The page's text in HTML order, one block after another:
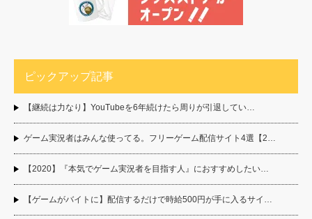
ピックアップ記事
【継続は力なり】YouTubeを6年続けたら周りが引退してい…
ゲーム実況者はみんな使ってる。フリーゲーム配信サイト4選【2…
【2020】『本気でゲーム実況者を目指す人』におすすめしたい…
【ゲームがバイトに】配信するだけで時給500円が手に入るサイ…